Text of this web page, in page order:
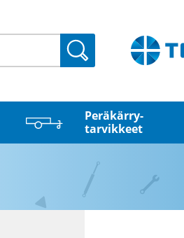
Haku
Peräkärry­
tarvikkeet